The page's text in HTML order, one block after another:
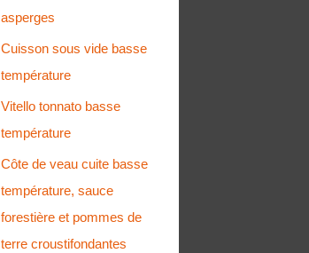
asperges
Cuisson sous vide basse
température
Vitello tonnato basse
température
Côte de veau cuite basse
température, sauce
forestière et pommes de
terre croustifondantes